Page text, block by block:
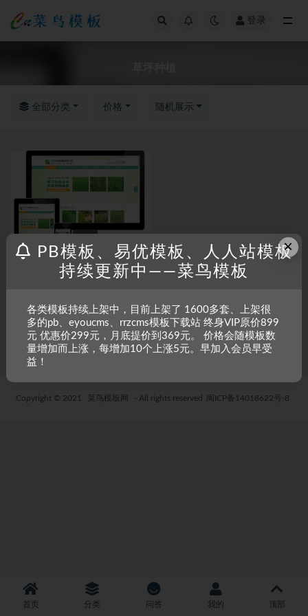
登录
全部分类 价格 随机展示
RRZCMS模板
网站模板(带手机端) 自适应手机
人人站CMS模板
4 年前 62 19.9
Copyright © 2021 菜鸟模板网 - All rights reserved 闽ICP备14018622号-8
首页 分类 问答 我的 顶部
×
PB模板、易优模板、人人站模板
持续更新中——菜鸟模板
各类模板持续上架中，目前上架了 1600多套、上架很
多的pb、eyoucms、rrzcms模板下载站 终身VIP原价899
元 优惠价299元，月底提价到369元。 价格会随模板数
量增加而上涨，每增加10个上涨5元。早加入会员早受
益！